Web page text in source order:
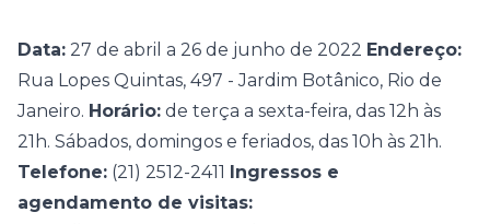
Data: 27 de abril a 26 de junho de 2022 Endereço:
Rua Lopes Quintas, 497 - Jardim Botânico, Rio de
Janeiro. Horário: de terça a sexta-feira, das 12h às
21h. Sábados, domingos e feriados, das 10h às 21h.
Telefone: (21) 2512-2411 Ingressos e
agendamento de visitas: